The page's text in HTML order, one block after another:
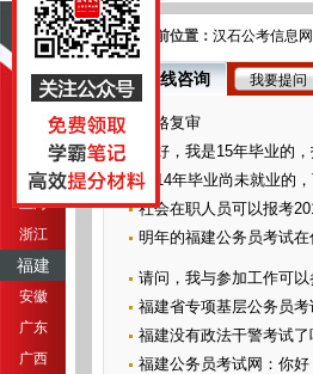
导航
江苏
上海
浙江
福建
安徽
广东
广西
您的当前位置： 汉石公考信息网
在线咨询 我要提问
资格复审
您好，我是15年毕业的
2014年毕业尚未就业的
社会在职人员可以报考
明年的福建公务员考试
请问，我与参加工作可
福建省专项基层公务员
福建没有政法干警考试了
福建公务员考试网：你